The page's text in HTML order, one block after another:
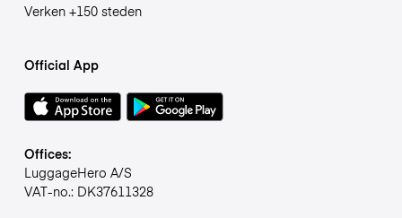
Verken +150 steden
Official App
Offices:
LuggageHero A/S
VAT-no.: DK37611328